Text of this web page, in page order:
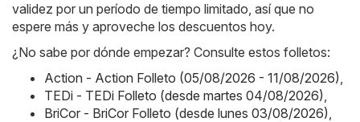
validez por un período de tiempo limitado, así que no
espere más y aproveche los descuentos hoy.
¿No sabe por dónde empezar? Consulte estos folletos:
Action - Action Folleto (05/08/2026 - 11/08/2026),
TEDi - TEDi Folleto (desde martes 04/08/2026),
BriCor - BriCor Folleto (desde lunes 03/08/2026),